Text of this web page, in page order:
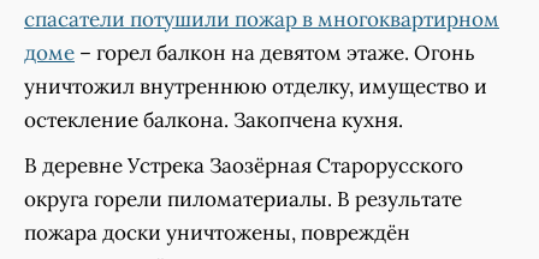
спасатели потушили пожар в многоквартирном
доме – горел балкон на девятом этаже. Огонь
уничтожил внутреннюю отделку, имущество и
остекление балкона. Закопчена кухня.
В деревне Устрека Заозёрная Старорусского
округа горели пиломатериалы. В результате
пожара доски уничтожены, повреждён